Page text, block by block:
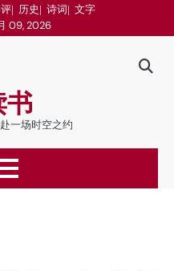
历史 诗词 文字
09, 2026
书
一场时空之约